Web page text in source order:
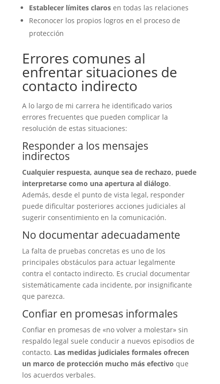
Establecer límites clarosen todas las relaciones
Reconocer los propios logros en el proceso de
protección
Errores comunes al
enfrentar situaciones de
contacto indirecto
A lo largo de mi carrera he identificado varios
errores frecuentes que pueden complicar la
resolución de estas situaciones:
Responder a los mensajes
indirectos
Cualquier respuesta, aunque sea de rechazo, puede
interpretarse como una apertura al diálogo.
Además, desde el punto de vista legal, responder
puede dificultar posteriores acciones judiciales al
sugerir consentimiento en la comunicación.
No documentar adecuadamente
La falta de pruebas concretas es uno de los
principales obstáculos para actuar legalmente
contra el contacto indirecto. Es crucial documentar
sistemáticamente cada incidente, por insignificante
que parezca.
Confiar en promesas informales
Confiar en promesas de «no volver a molestar» sin
respaldo legal suele conducir a nuevos episodios de
contacto. Las medidas judiciales formales ofrecen
un marco de protección mucho más efectivo que
los acuerdos verbales.